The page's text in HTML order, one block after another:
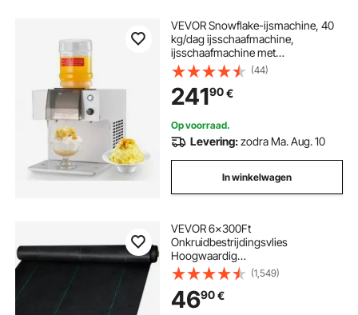
VEVOR Snowflake-ijsmachine, 40
kg/dag ijsschaafmachine,
ijsschaafmachine met
roestvrijstalen mes, elektrische
Bingsu-machine met 1,8 l tank,
snelle koeling in 90 seconden, voor
thuis en kleine evenementen
(44)
24190€
Op voorraad.
Levering:zodra Ma. Aug. 10
In winkelwagen
VEVOR 6x300Ft
Onkruidbestrijdingsvlies
Hoogwaardig
onkruidbestrijdingsvlies Tuinvlies
Scheurvast
(1,549)
4690€